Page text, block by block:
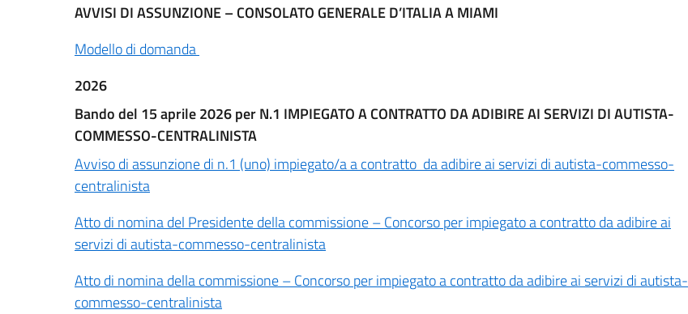
AVVISI DI ASSUNZIONE – CONSOLATO GENERALE D’ITALIA A MIAMI
Modello di domanda
2026
Bando del 15 aprile 2026 per N.1 IMPIEGATO A CONTRATTO DA ADIBIRE AI SERVIZI DI AUTISTA-
COMMESSO-CENTRALINISTA
Avviso di assunzione di n.1 (uno) impiegato/a a contratto da adibire ai servizi di autista-commesso-
centralinista
Atto di nomina del Presidente della commissione – Concorso per impiegato a contratto da adibire ai
servizi di autista-commesso-centralinista
Atto di nomina della commissione – Concorso per impiegato a contratto da adibire ai servizi di autista-
commesso-centralinista